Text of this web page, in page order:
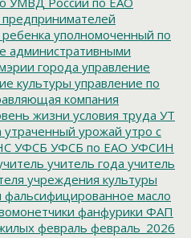
уполномоченный по
административными
города управление
культуры управление по
компания
жизни условия труда УТ
утраченный урожай утро с
УФСБ УФСБ по ЕАО УФСИН
учитель года учитель
учреждения культуры
фальсифицированное масло
фанфурики ФАП
февраль февраль_2026